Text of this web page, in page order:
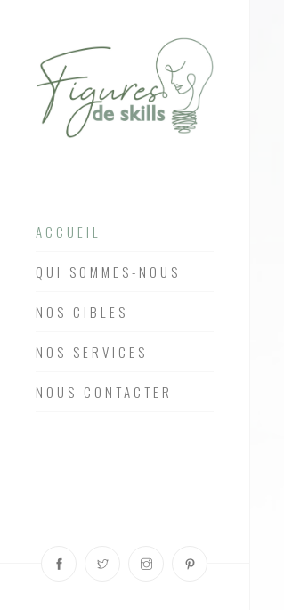
ACCUEIL
QUI SOMMES-NOUS
NOS CIBLES
NOS SERVICES
NOUS CONTACTER